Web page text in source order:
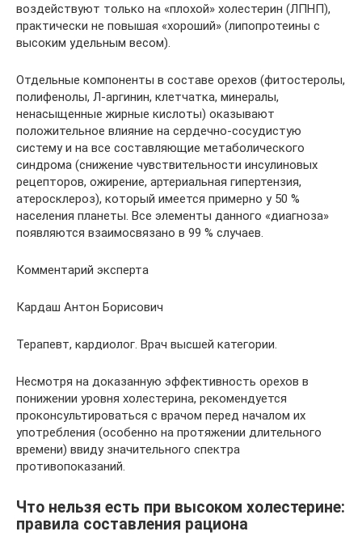
воздействуют только на «плохой» холестерин (ЛПНП),
практически не повышая «хороший» (липопротеины с
высоким удельным весом).
Отдельные компоненты в составе орехов (фитостеролы,
полифенолы, Л-аргинин, клетчатка, минералы,
ненасыщенные жирные кислоты) оказывают
положительное влияние на сердечно-сосудистую
систему и на все составляющие метаболического
синдрома (снижение чувствительности инсулиновых
рецепторов, ожирение, артериальная гипертензия,
атеросклероз), который имеется примерно у 50 %
населения планеты. Все элементы данного «диагноза»
появляются взаимосвязано в 99 % случаев.
Комментарий эксперта
Кардаш Антон Борисович
Терапевт, кардиолог. Врач высшей категории.
Несмотря на доказанную эффективность орехов в
понижении уровня холестерина, рекомендуется
проконсультироваться с врачом перед началом их
употребления (особенно на протяжении длительного
времени) ввиду значительного спектра
противопоказаний.
Что нельзя есть при высоком холестерине:
правила составления рациона